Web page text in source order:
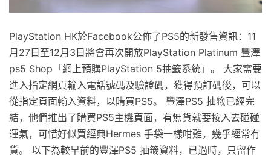
PlayStation HK於Facebook公佈了PS5的新發售資訊：11
月27日至12月3日將會再次開放PlayStation Platinum 豐澤
ps5 Shop「網上預購PlayStation 5抽籤系統」。 大家需要
進入指定網頁輸入電話號碼及驗證碼，獲得預訂碼後，可以
從指定頁面輸入資料，以購買PS5。 豐澤PS5 抽籤已經完
結，他們推出了購買PS5主機頁面，有無貨就要按入去碰碰
運氣，可惜好似買經典Hermes 手袋一樣咁難，幾乎經常冇
貨。 以下為較早前的豐澤PS5 抽籤資料，已過時，只留作